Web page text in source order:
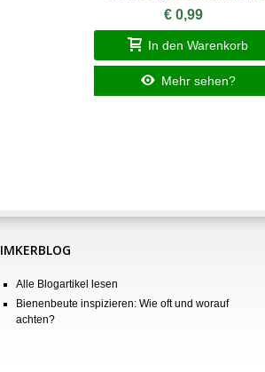
€ 0,99
In den Warenkorb
Mehr sehen?
IMKERBLOG
Alle Blogartikel lesen
Bienenbeute inspizieren: Wie oft und worauf
achten?